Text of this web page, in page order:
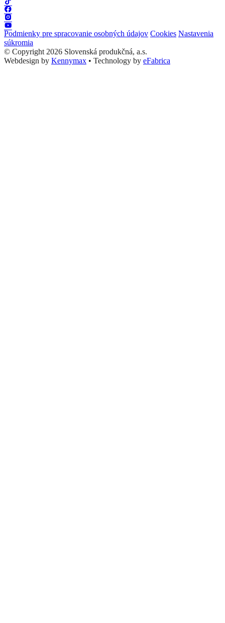
Podmienky pre spracovanie osobných údajov Cookies Nastavenia
súkromia
© Copyright 2026 Slovenská produkčná, a.s.
Webdesign by Kennymax • Technology by eFabrica